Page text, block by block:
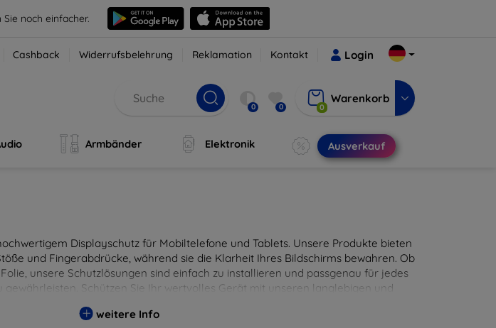
Sie noch einfacher.
Cashback Widerrufsbelehrung Reklamation Kontakt Login
0 0 0
Warenkorb
Armbänder Elektronik Ausverkauf
Displayschutz für Mobiltelefone und Tablets. Unsere Produkte bieten
und Fingerabdrücke, während sie die Klarheit Ihres Bildschirms bewahren. Ob
unsere Schutzlösungen sind einfach zu installieren und passgenau für jedes
gewährleisten. Schützen Sie Ihr wertvolles Gerät mit unseren langlebigen und
weitere Info